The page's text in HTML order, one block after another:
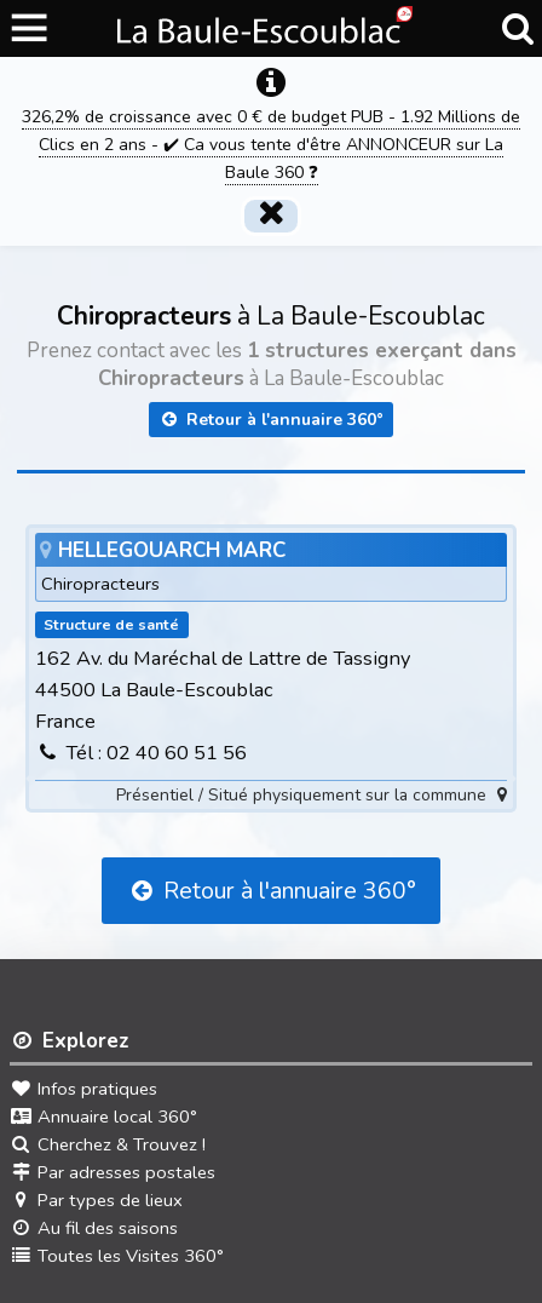
326,2% de croissance avec 0 € de budget PUB - 1.92 Millions de
Clics en 2 ans - ✔️ Ca vous tente d'être ANNONCEUR sur La
Baule 360 ❓
Chiropracteurs à La Baule-Escoublac
Prenez contact avec les 1 structures exerçant dans
Chiropracteurs à La Baule-Escoublac
Retour à l'annuaire 360°
HELLEGOUARCH MARC
Chiropracteurs
Structure de santé
162 Av. du Maréchal de Lattre de Tassigny
44500 La Baule-Escoublac
France
Tél : 02 40 60 51 56
Présentiel / Situé physiquement sur la commune
Retour à l'annuaire 360°
Explorez
Infos pratiques
Annuaire local 360°
Cherchez & Trouvez !
Par adresses postales
Par types de lieux
Au fil des saisons
Toutes les Visites 360°